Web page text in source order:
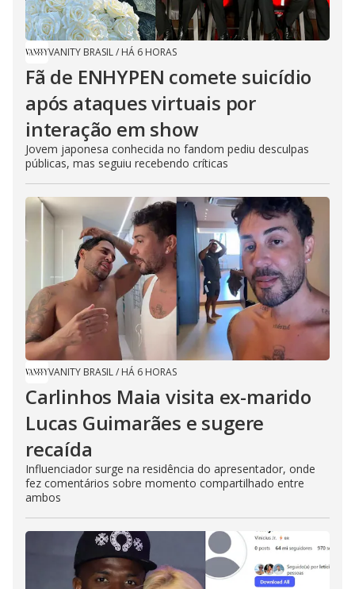
VANITY BRASIL/ HÁ 6 HORAS
Fã de ENHYPEN comete suicídio
após ataques virtuais por
interação em show
Jovem japonesa conhecida no fandom pediu desculpas
públicas, mas seguiu recebendo críticas
VANITY BRASIL/ HÁ 6 HORAS
Carlinhos Maia visita ex-marido
Lucas Guimarães e sugere
recaída
Influenciador surge na residência do apresentador, onde
fez comentários sobre momento compartilhado entre
ambos